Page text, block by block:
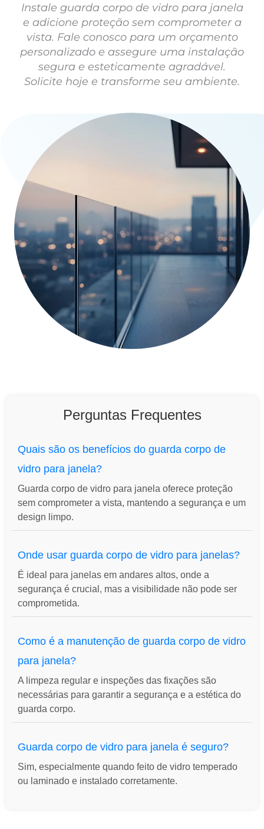
Instale guarda corpo de vidro para janela
e adicione proteção sem comprometer a
vista. Fale conosco para um orçamento
personalizado e assegure uma instalação
segura e esteticamente agradável.
Solicite hoje e transforme seu ambiente.
Perguntas Frequentes
Quais são os benefícios do guarda corpo de
vidro para janela?
Guarda corpo de vidro para janela oferece proteção
sem comprometer a vista, mantendo a segurança e um
design limpo.
Onde usar guarda corpo de vidro para janelas?
É ideal para janelas em andares altos, onde a
segurança é crucial, mas a visibilidade não pode ser
comprometida.
Como é a manutenção de guarda corpo de vidro
para janela?
A limpeza regular e inspeções das fixações são
necessárias para garantir a segurança e a estética do
guarda corpo.
Guarda corpo de vidro para janela é seguro?
Sim, especialmente quando feito de vidro temperado
ou laminado e instalado corretamente.